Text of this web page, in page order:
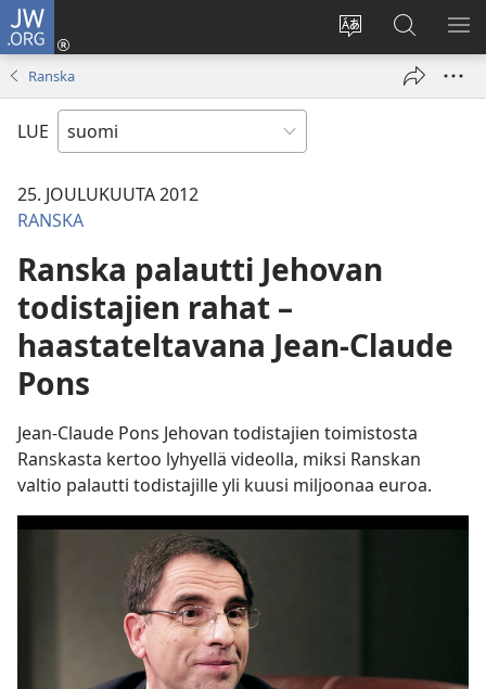
JW.ORG
Vaihda
sivuston
Kirjaudu
(avaa
Hae
JW.ORG-
sivustolta
Ranska
LUE
25. JOULUKUUTA 2012
RANSKA
Ranska palautti Jehovan
todistajien rahat –
haastateltavana Jean-Claude
Pons
Jean-Claude Pons Jehovan todistajien toimistosta
Ranskasta kertoo lyhyellä videolla, miksi Ranskan
valtio palautti todistajille yli kuusi miljoonaa euroa.